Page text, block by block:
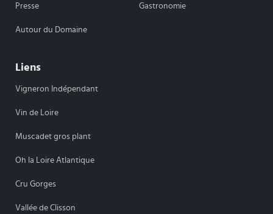
Presse Gastronomie
Autour du Domaine
Liens
Vigneron Indépendant
Vin de Loire
Muscadet gros plant
Oh la Loire Atlantique
Cru Gorges
Vallée de Clisson